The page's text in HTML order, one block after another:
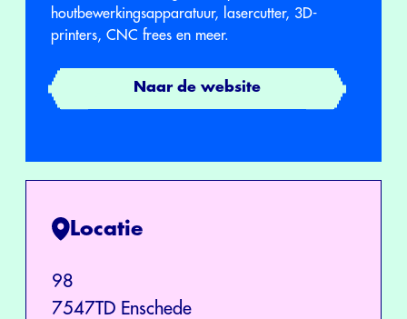
houtbewerkingsapparatuur, lasercutter, 3D-
printers, CNC frees en meer.
Naar de website
Locatie
98
7547TD Enschede